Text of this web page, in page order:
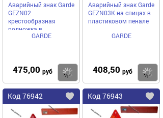
Аварийный знак Garde
GEZN02
крестообразная
подножка в
пластиковом пенале
GARDE
475,00 руб Купить
Аварийный знак Garde
GEZN03K на спицах в
пластиковом пенале
GARDE
408,50 руб
Код 76942
Добавить
в
Код 76943
в